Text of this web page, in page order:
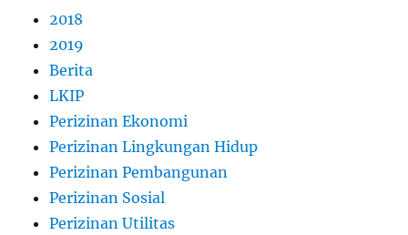
2018
2019
Berita
LKIP
Perizinan Ekonomi
Perizinan Lingkungan Hidup
Perizinan Pembangunan
Perizinan Sosial
Perizinan Utilitas